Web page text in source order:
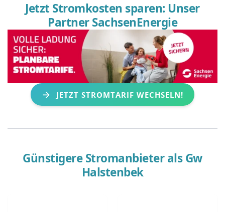
Jetzt Stromkosten sparen: Unser
Partner SachsenEnergie
JETZT STROMTARIF WECHSELN!
Günstigere Stromanbieter alsGw
Halstenbek